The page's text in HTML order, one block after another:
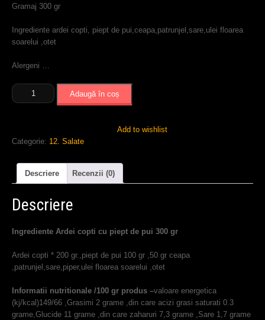
Gramaj 300 gr
Ingrediente ardei copti, piept de pui,ceapa,patrunjel,sare,ulei floarea
soarelui ,otet
Alergeni …
Cantitate
Ardei
piept
Adaugă în coș
Add to wishlist
Categorie: 12. Salate
Descriere Recenzii (0)
Descriere
Ingrediente Ardei copti cu piept de pui 300 gr
Ardei copti * 200 gr.,piept de pui 100 gr ,50 gr ceapa
,patrunjel,sare,piper,ulei floarea soarelui ,otet
Informatii nutritionale /100 gr produs –valoare energetica
(kj/kcal)149/66 ,Grasimi 2 grame ,din care acizi grasi saturati 0.3
grame,Glucide 11 grame ,din care zaharuri 7,3 grame ,Sare 1,7 grame